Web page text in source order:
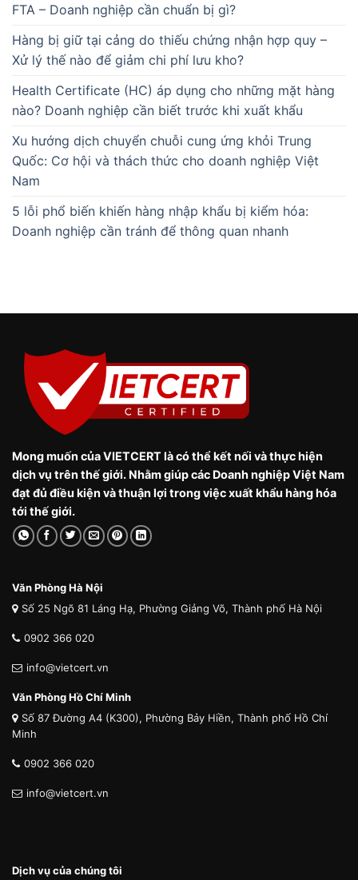
FTA – Doanh nghiệp cần chuẩn bị gì?
Hàng bị giữ tại cảng do thiếu chứng nhận hợp quy –
Xử lý thế nào để giảm chi phí lưu kho?
Health Certificate (HC) áp dụng cho những mặt hàng
nào? Doanh nghiệp cần biết trước khi xuất khẩu
Xu hướng dịch chuyển chuỗi cung ứng khỏi Trung
Quốc: Cơ hội và thách thức cho doanh nghiệp Việt
Nam
5 lỗi phổ biến khiến hàng nhập khẩu bị kiểm hóa:
Doanh nghiệp cần tránh để thông quan nhanh
Mong muốn của VIETCERT là có thể kết nối và thực hiện
dịch vụ trên thế giới. Nhằm giúp các Doanh nghiệp Việt Nam
đạt đủ điều kiện và thuận lợi trong việc xuất khẩu hàng hóa
tới thế giới.
Văn Phòng Hà Nội
Số 25 Ngõ 81 Láng Hạ, Phường Giảng Võ, Thành phố Hà Nội
0902 366 020
info@vietcert.vn
Văn Phòng Hồ Chí Minh
Số 87 Đường A4 (K300), Phường Bảy Hiền, Thành phố Hồ Chí
Minh
0902 366 020
info@vietcert.vn
Dịch vụ của chúng tôi